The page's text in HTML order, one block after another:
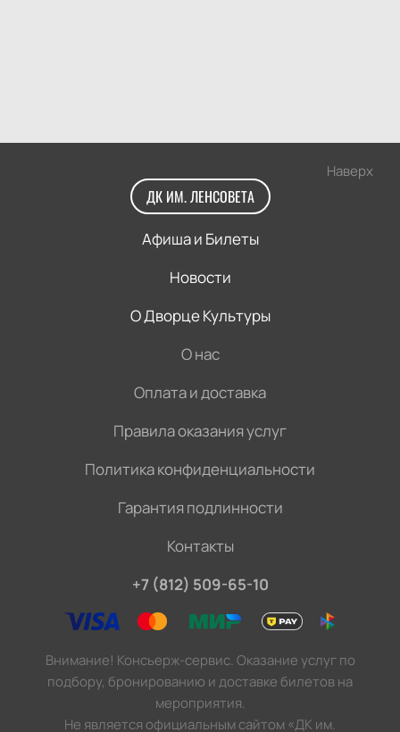
Наверх
ДК ИМ. ЛЕНСОВЕТА
Афиша и Билеты
Новости
О Дворце Культуры
О нас
Оплата и доставка
Правила оказания услуг
Политика конфиденциальности
Гарантия подлинности
Контакты
+7 (812) 509-65-10
Внимание! Консьерж-сервис. Оказание услуг по
подбору, бронированию и доставке билетов на
мероприятия.
Не является официальным сайтом «ДК им.